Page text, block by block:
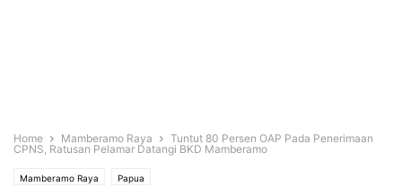
Home Mamberamo Raya
Tuntut 80 Persen OAP Pada Penerimaan
CPNS, Ratusan Pelamar Datangi BKD Mamberamo
Mamberamo Raya Papua